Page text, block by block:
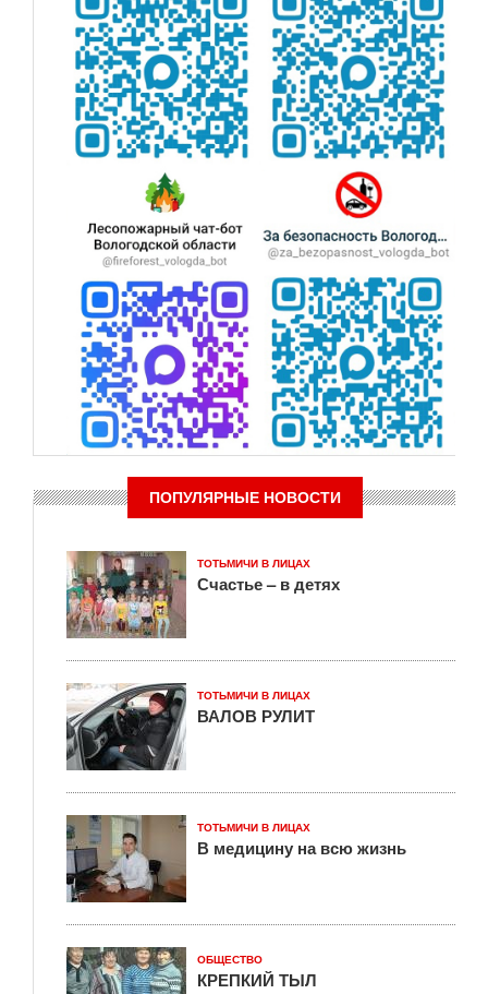
ПОПУЛЯРНЫЕ НОВОСТИ
ТОТЬМИЧИ В ЛИЦАХ
Счастье – в детях
ТОТЬМИЧИ В ЛИЦАХ
ВАЛОВ РУЛИТ
ТОТЬМИЧИ В ЛИЦАХ
В медицину на всю жизнь
ОБЩЕСТВО
КРЕПКИЙ ТЫЛ